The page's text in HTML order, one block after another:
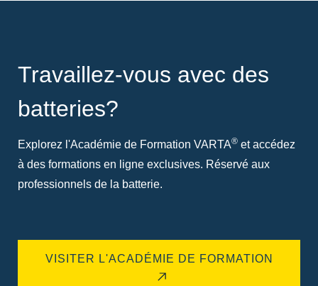
Travaillez-vous avec des
batteries?
Explorez l'Académie de Formation VARTA® et accédez
à des formations en ligne exclusives. Réservé aux
professionnels de la batterie.
VISITER L'ACADÉMIE DE FORMATION